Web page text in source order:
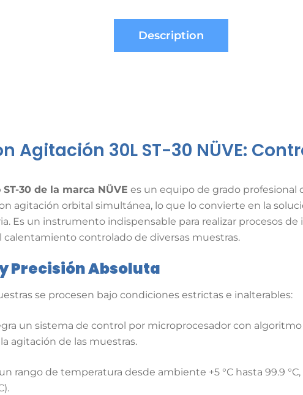
Description
Agitación 30L ST-30 NÜVE:
30 de la marca NÜVE es un equipo de grado profesional
agitación orbital simultánea, lo que lo convierte en la
. Es un instrumento indispensable para realizar procesos
controlado de diversas muestras.
Precisión Absoluta
se procesen bajo condiciones estrictas e inalterables:
un sistema de control por microprocesador con
agitación de las muestras.
rango de temperatura desde ambiente +5 °C hasta 99.9
.